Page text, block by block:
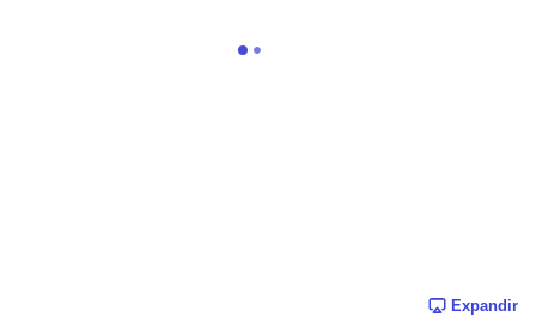
Expandir